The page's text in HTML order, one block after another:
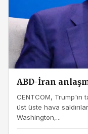
ABD-İran
CENTCOM, Trump'ın
üst üste hava
Washington,...